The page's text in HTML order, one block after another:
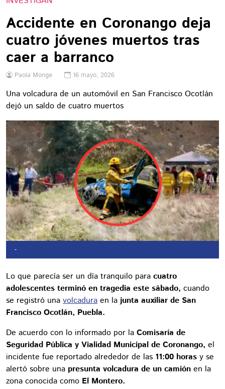
Accidente en Coronango deja
cuatro jóvenes muertos tras
caer a barranco
Paola Monge 16 mayo, 2026
Una volcadura de un automóvil en San Francisco Ocotlán
dejó un saldo de cuatro muertos
-
Lo que parecía ser un día tranquilo para cuatro
adolescentes terminó en tragedia este sábado, cuando
se registró una volcadura en la junta auxiliar de San
Francisco Ocotlán, Puebla.
De acuerdo con lo informado por la Comisaría de
Seguridad Pública y Vialidad Municipal de Coronango, el
incidente fue reportado alrededor de las 11:00 horas y se
alertó sobre una presunta volcadura de un camión en la
zona conocida como El Montero.